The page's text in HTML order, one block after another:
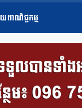
ពាណិជ្ជកម្ម